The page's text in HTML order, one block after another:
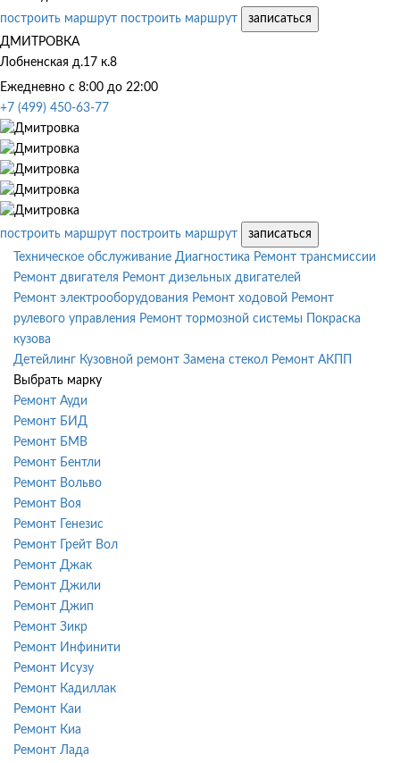
построить маршрут построить маршрут
записаться
ДМИТРОВКА
Лобненская д.17 к.8
Ежедневно с 8:00 до 22:00
+7 (499) 450-63-77
построить маршрут построить маршрут
записаться
Техническое обслуживание Диагностика Ремонт трансмиссии
Ремонт двигателя Ремонт дизельных двигателей
Ремонт электрооборудования Ремонт ходовой Ремонт
рулевого управления Ремонт тормозной системы
Покраска
кузова
Детейлинг Кузовной ремонт Замена стекол Ремонт АКПП
Выбрать марку
Ремонт Ауди
Ремонт БИД
Ремонт БМВ
Ремонт Бентли
Ремонт Вольво
Ремонт Воя
Ремонт Генезис
Ремонт Грейт Вол
Ремонт Джак
Ремонт Джили
Ремонт Джип
Ремонт Зикр
Ремонт Инфинити
Ремонт Исузу
Ремонт Кадиллак
Ремонт Каи
Ремонт Киа
Ремонт Лада